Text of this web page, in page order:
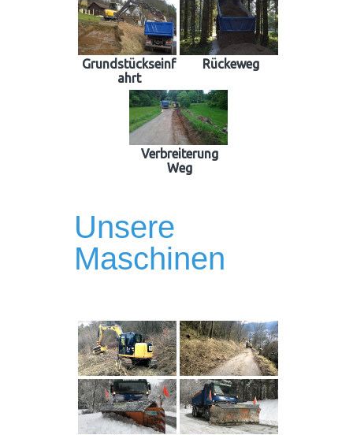
Grundstückseinf
ahrt
Rückeweg
Verbreiterung
Weg
Unsere
Maschinen